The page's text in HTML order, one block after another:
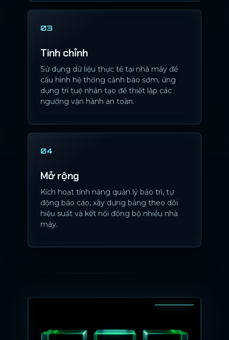
03
Tinh chỉnh
Sử dụng dữ liệu thực tế tại nhà máy để
cấu hình hệ thống cảnh báo sớm, ứng
dụng trí tuệ nhân tạo để thiết lập các
ngưỡng vận hành an toàn.
04
Mở rộng
Kích hoạt tính năng quản lý bảo trì, tự
động báo cáo, xây dựng bảng theo dõi
hiệu suất và kết nối đồng bộ nhiều nhà
máy.